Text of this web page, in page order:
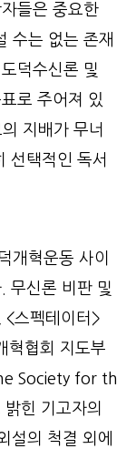
들은 중요한
수는 없는 존재
덕수신론 및
로 주어져 있
지배가 무너
선택적인 독서
개혁운동 사이
무신론 비판 및
스펙테이터>
혁협회 지도부
Society for th
힌 기고자의
설의 척결 외에